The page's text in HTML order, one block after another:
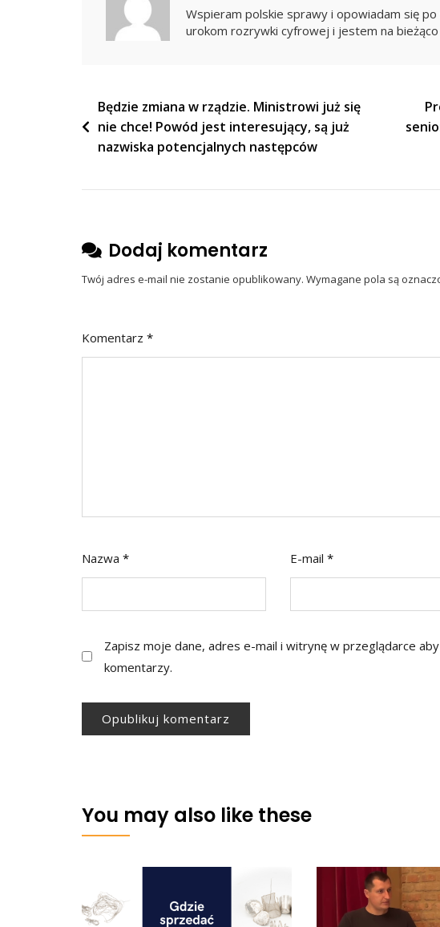
Szantażem
Zostałem
Wspieram polskie sprawy i opowiadam się
urokom rozrywki cyfrowej i jestem na
Nawigacja
wpisu
Będzie zmiana w rządzie. Ministrowi już się
nie chce! Powód jest interesujący, są już
nazwiska potencjalnych następców
Dodaj komentarz
Twój adres e-mail nie zostanie opublikowany. Wymagane pola są
Komentarz *
Nazwa * E-mail *
Zapisz moje dane, adres e-mail i witrynę w przeglądarce
komentarzy.
You may also like these